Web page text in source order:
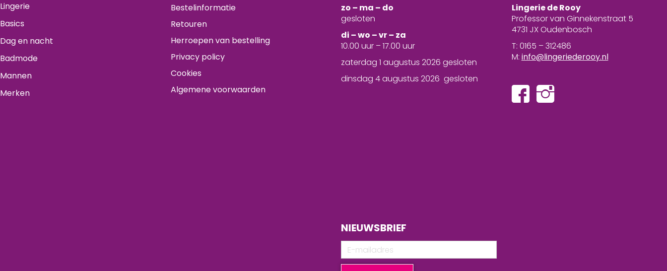
Lingerie
Basics
Dag en nacht
Badmode
Mannen
Merken
Bestelinformatie
Retouren
Herroepen van bestelling
Privacy policy
Cookies
Algemene voorwaarden
zo – ma – do
gesloten
di – wo – vr – za
10.00 uur – 17.00 uur
zaterdag 1 augustus 2026 gesloten
dinsdag 4 augustus 2026 gesloten
NIEUWSBRIEF
Lingerie de Rooy
Professor van Ginnekenstraat 5
4731 JX Oudenbosch
T: 0165 – 312486
M: info@lingeriederooy.nl